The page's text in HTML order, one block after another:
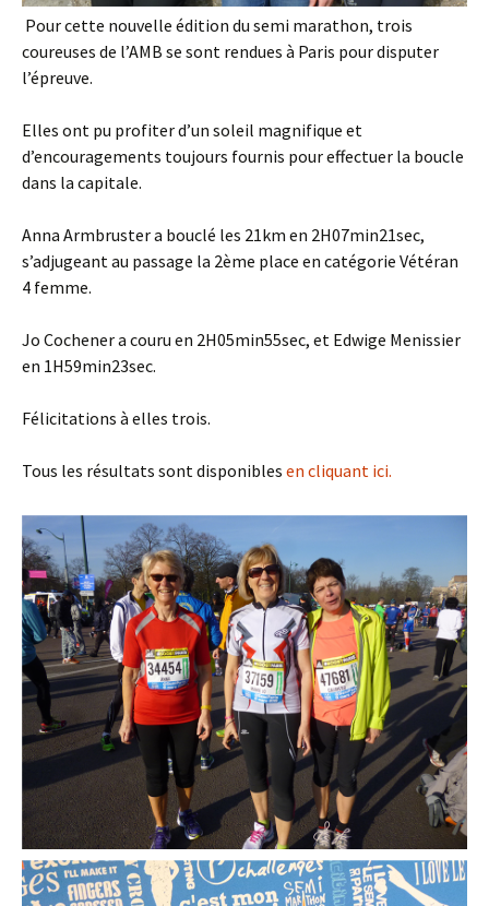
Pour cette nouvelle édition du semi marathon, trois
coureuses de l’AMB se sont rendues à Paris pour disputer
l’épreuve.
Elles ont pu profiter d’un soleil magnifique et
d’encouragements toujours fournis pour effectuer la boucle
dans la capitale.
Anna Armbruster a bouclé les 21km en 2H07min21sec,
s’adjugeant au passage la 2ème place en catégorie Vétéran
4 femme.
Jo Cochener a couru en 2H05min55sec, et Edwige Menissier
en 1H59min23sec.
Félicitations à elles trois.
Tous les résultats sont disponibles en cliquant ici.